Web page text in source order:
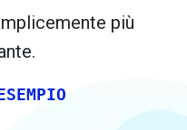
più